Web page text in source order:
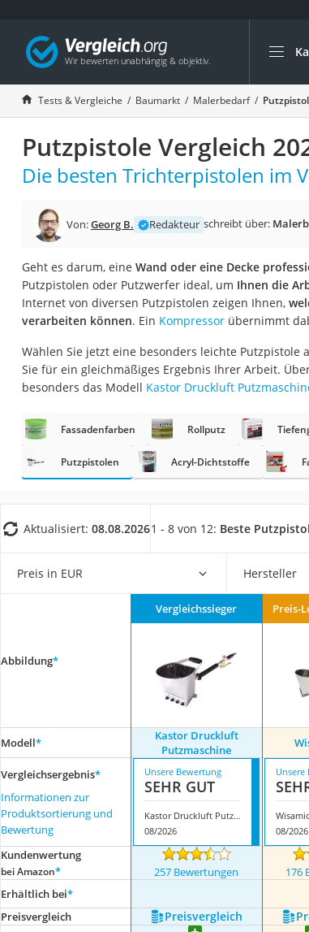
Die
Baumarkt
Tresor
Makita-
Kappsäge
Smartes
Akku-
Split-
Tests & Vergleiche Baumarkt Malerbedarf
Putzpistole Vergleich
Die besten Trichterpistolen im
Von:Georg B. Redakteur schreibt über:
Geht es darum, eine Wand oder eine Decke
Putzpistolen oder Putzwerfer ideal, um Ihnen die
Internet von diversen Putzpistolen zeigen Ihnen,
verarbeiten können. Ein Kompressorübernimmt
Wählen Sie jetzt eine besonders leichte Putzpistole
Sie für ein gleichmäßiges Ergebnis Ihrer Arbeit.
besonders das Modell Kastor Druckluft
Fassadenfarben Rollputz
Putzpistolen Acryl-Dichtstoffe
Aktualisiert: 08.08.20261 - 8 von 12: Beste
Preis in EUR Hersteller
Abbildung*
Vergleichssieger Preis-
Modell*
Kastor Druckluft
Putzmaschine
Vergleichsergebnis*
Informationen zur
Produktsortierung und
Bewertung
Unsere Bewertung
SEHR GUT
Kastor Druckluft Putzmaschine
08/2026
Unsere
08/2026
Kundenwertung
bei Amazon* 257 Bewertungen 176
Erhältlich bei*
Preis­vergleich
Preis­vergleich